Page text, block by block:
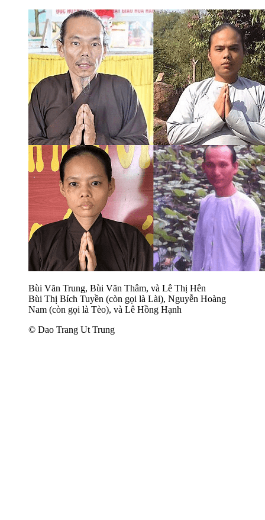
Bùi Văn Trung, Bùi Văn Thâm, và Lê Thị Hên
Bùi Thị Bích Tuyền (còn gọi là Lài), Nguyễn Hoàng
Nam (còn gọi là Tèo), và Lê Hồng Hạnh
© Dao Trang Ut Trung